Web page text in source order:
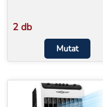
2 db
Mutat